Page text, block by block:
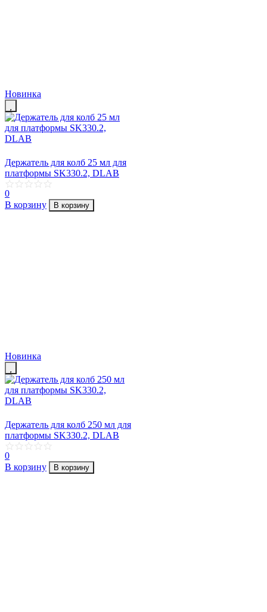
Новинка
Держатель для колб 25 мл для
платформы SK330.2, DLAB
0
В корзину
В корзину
Новинка
Держатель для колб 250 мл для
платформы SK330.2, DLAB
0
В корзину
В корзину